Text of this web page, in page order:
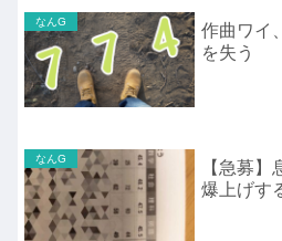
なんG
作曲ワイ
を失う
なんG
【急募
爆上げす